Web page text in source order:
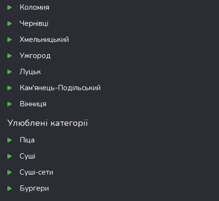
Коломия
Чернівці
Хмельницький
Ужгород
Луцьк
Кам'янець-Подільський
Вінниця
Улюблені категорії
Піца
Суші
Суші-сети
Бургери